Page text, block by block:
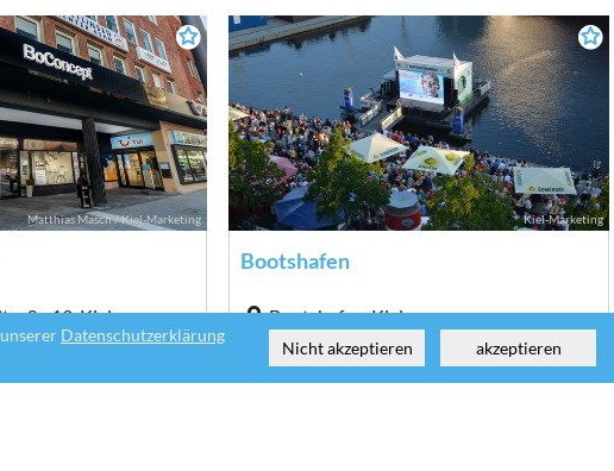
Matthias Masch / Kiel-Marketing
13, Kiel
Kiel-Marketing
Bootshafen
Bootshafen, Kiel
Datenschutzerklärung
Nicht akzeptieren akzeptieren